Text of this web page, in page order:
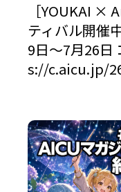
［YOUKAI ×
ティバル開催
9日〜7月26
s://c.aicu.jp/